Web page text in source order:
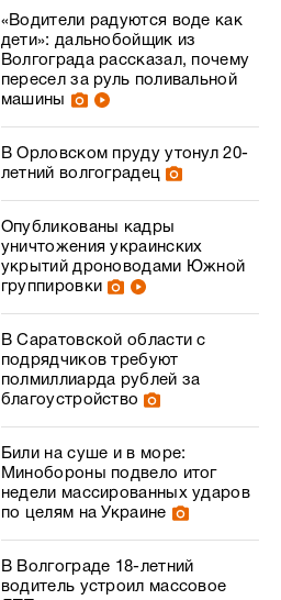
«Водители радуются воде как
дети»: дальнобойщик из
Волгограда рассказал, почему
пересел за руль поливальной
машины
В Орловском пруду утонул 20-
летний волгоградец
Опубликованы кадры
уничтожения украинских
укрытий дроноводами Южной
группировки
В Саратовской области с
подрядчиков требуют
полмиллиарда рублей за
благоустройство
Били на суше и в море:
Минобороны подвело итог
недели массированных ударов
по целям на Украине
В Волгограде 18-летний
водитель устроил массовое